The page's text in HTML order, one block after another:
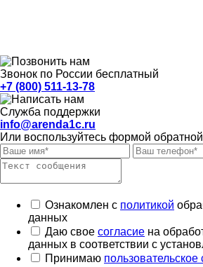
Звонок по России бесплатный
+7 (800) 511-13-78
Служба поддержки
info@arenda1c.ru
Или воспользуйтесь формой
Ознакомлен с политикой
данных
Даю свое согласие на
данных в соответствии с
Принимаю